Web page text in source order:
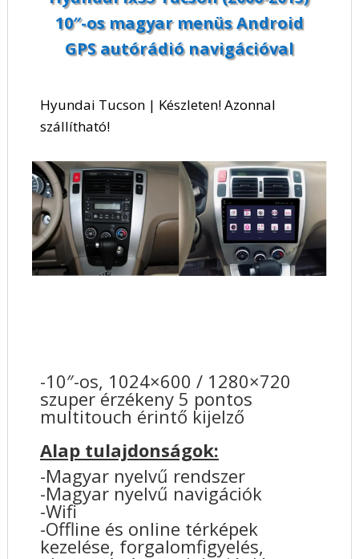
10″-os magyar menüs Android
GPS autórádió navigációval
Hyundai Tucson | Készleten! Azonnal
szállítható!
-10″-os, 1024×600 / 1280×720
szuper érzékeny 5 pontos
multitouch érintő kijelző
Alap tulajdonságok:
-Magyar nyelvű rendszer
-Magyar nyelvű navigációk
-Wifi
-Offline és online térképek
kezelése, forgalomfigyelés,